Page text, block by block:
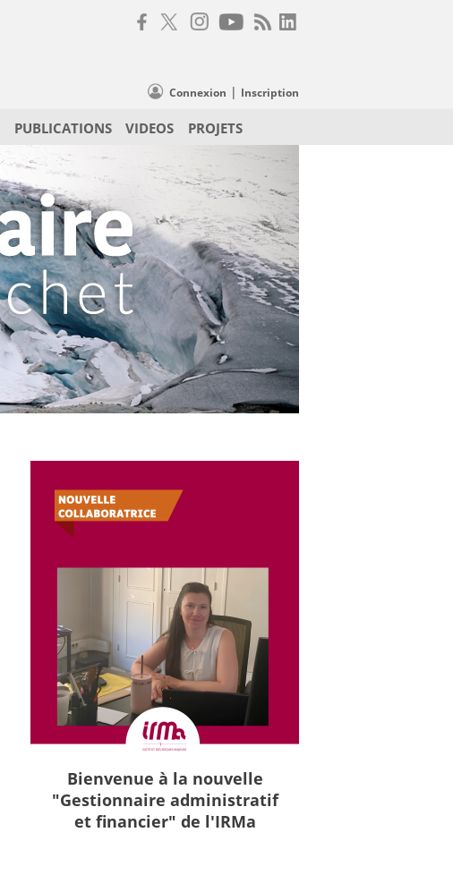
Connexion | Inscription
PUBLICATIONS VIDEOS PROJETS
Bienvenue à la nouvelle
"Gestionnaire administratif
et financier" de l'IRMa